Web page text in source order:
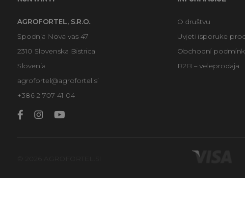
AGROFORTEL, S.R.O.
Spodnja Nova vas 47
2310 Slovenska Bistrica
Slovenia
agrofortel@agrofortel.si
+386 2 707 41 04
O društvu
Uvjeti isporuke
Obchodní
B2B – veleprodaja